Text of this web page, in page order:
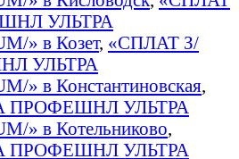
УЛЬТРА
» в Козет, «СПЛАТ З/
УЛЬТРА
в Константиновская,
ПРОФЕШНЛ УЛЬТРА
» в Котельниково,
ПРОФЕШНЛ УЛЬТРА